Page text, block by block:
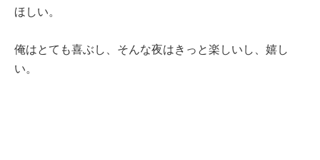
ほしい。
俺はとても喜ぶし、そんな夜はきっと楽しいし、嬉し
い。